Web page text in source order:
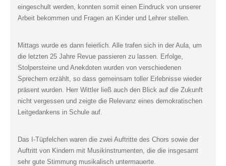
eingeschult werden, konnten somit einen Eindruck von unserer
Arbeit bekommen und Fragen an Kinder und Lehrer stellen.
Mittags wurde es dann feierlich. Alle trafen sich in der Aula, um
die letzten 25 Jahre Revue passieren zu lassen. Erfolge,
Stolpersteine und Anekdoten wurden von verschiedenen
Sprechern erzählt, so dass gemeinsam toller Erlebnisse wieder
präsent wurden. Herr Wittler ließ auch den Blick auf die Zukunft
nicht vergessen und zeigte die Relevanz eines demokratischen
Leitgedankens in Schule auf.
Das I-Tüpfelchen waren die zwei Auftritte des Chors sowie der
Auftritt von Kindern mit Musikinstrumenten, die die insgesamt
sehr gute Stimmung musikalisch untermauerte.